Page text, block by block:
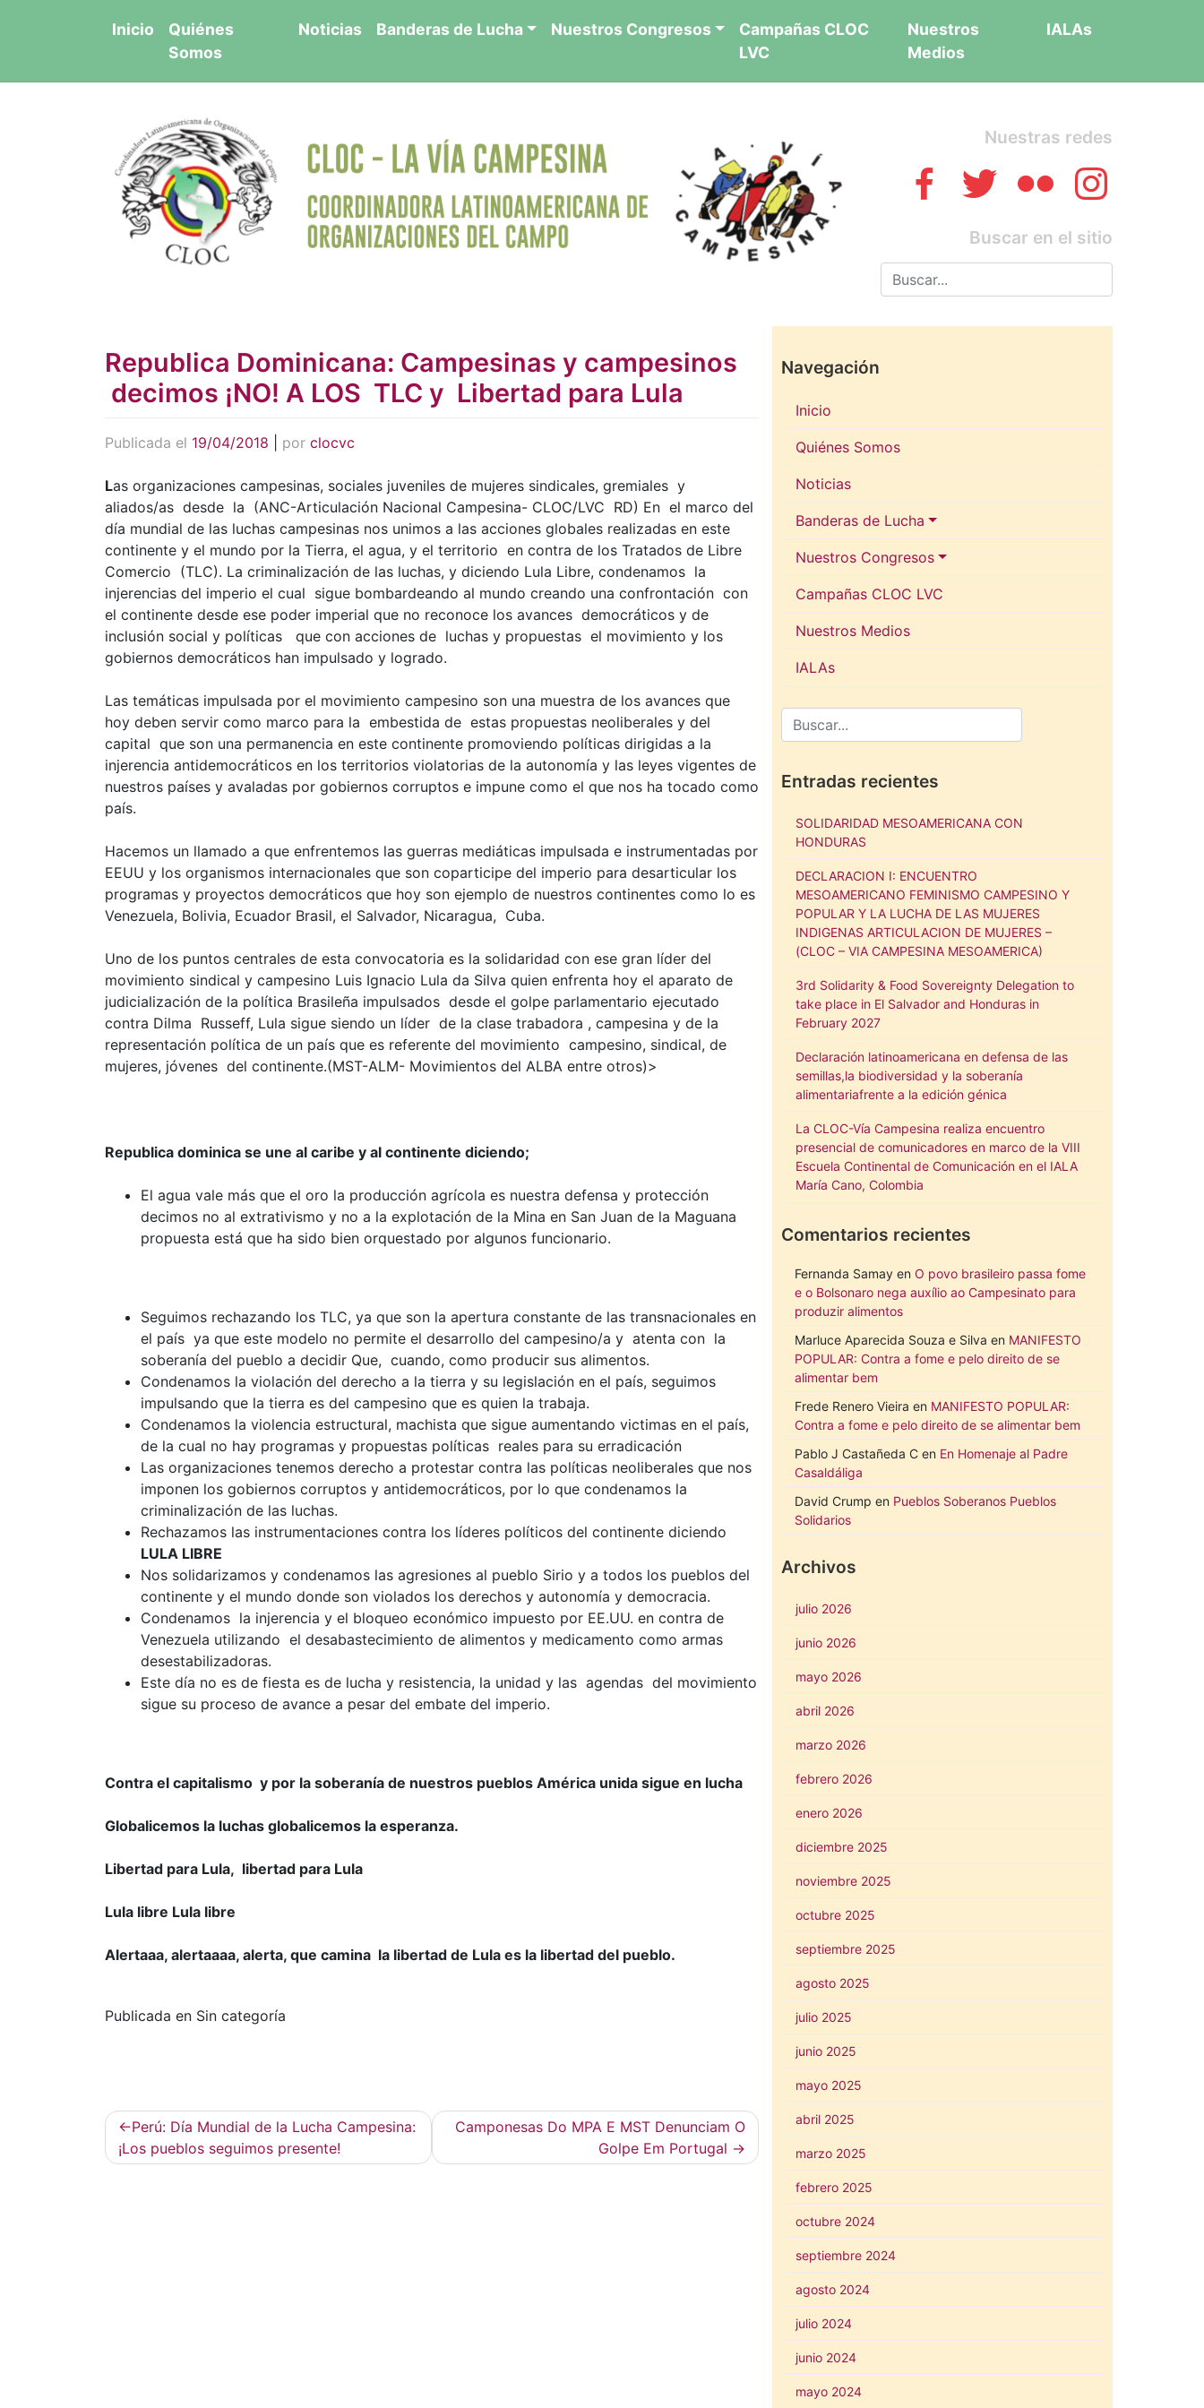
Inicio
Quiénes
Somos
Noticias Banderas de Lucha Nuestros Congresos
Campañas CLOC
LVC
Nuestros
Medios
IALAs
Nuestras redes
Buscar en el sitio
Republica Dominicana: Campesinas y campesinos
decimos ¡NO! A LOS TLC y Libertad para Lula
Publicada el 19/04/2018 por clocvc
Las organizaciones campesinas, sociales juveniles de mujeres sindicales, gremiales y
aliados/as desde la (ANC-Articulación Nacional Campesina- CLOC/LVC RD) En el marco del
día mundial de las luchas campesinas nos unimos a las acciones globales realizadas en este
continente y el mundo por la Tierra, el agua, y el territorio en contra de los Tratados de Libre
Comercio (TLC). La criminalización de las luchas, y diciendo Lula Libre, condenamos la
injerencias del imperio el cual sigue bombardeando al mundo creando una confrontación con
el continente desde ese poder imperial que no reconoce los avances democráticos y de
inclusión social y políticas que con acciones de luchas y propuestas el movimiento y los
gobiernos democráticos han impulsado y logrado.
Las temáticas impulsada por el movimiento campesino son una muestra de los avances que
hoy deben servir como marco para la embestida de estas propuestas neoliberales y del
capital que son una permanencia en este continente promoviendo políticas dirigidas a la
injerencia antidemocráticos en los territorios violatorias de la autonomía y las leyes vigentes de
nuestros países y avaladas por gobiernos corruptos e impune como el que nos ha tocado como
país.
Hacemos un llamado a que enfrentemos las guerras mediáticas impulsada e instrumentadas por
EEUU y los organismos internacionales que son coparticipe del imperio para desarticular los
programas y proyectos democráticos que hoy son ejemplo de nuestros continentes como lo es
Venezuela, Bolivia, Ecuador Brasil, el Salvador, Nicaragua, Cuba.
Uno de los puntos centrales de esta convocatoria es la solidaridad con ese gran líder del
movimiento sindical y campesino Luis Ignacio Lula da Silva quien enfrenta hoy el aparato de
judicialización de la política Brasileña impulsados desde el golpe parlamentario ejecutado
contra Dilma Russeff, Lula sigue siendo un líder de la clase trabadora , campesina y de la
representación política de un país que es referente del movimiento campesino, sindical, de
mujeres, jóvenes del continente.(MST-ALM- Movimientos del ALBA entre otros)>
Republica dominica se une al caribe y al continente diciendo;
El agua vale más que el oro la producción agrícola es nuestra defensa y protección
decimos no al extrativismo y no a la explotación de la Mina en San Juan de la Maguana
propuesta está que ha sido bien orquestado por algunos funcionario.
Seguimos rechazando los TLC, ya que son la apertura constante de las transnacionales en
el país ya que este modelo no permite el desarrollo del campesino/a y atenta con la
soberanía del pueblo a decidir Que, cuando, como producir sus alimentos.
Condenamos la violación del derecho a la tierra y su legislación en el país, seguimos
impulsando que la tierra es del campesino que es quien la trabaja.
Condenamos la violencia estructural, machista que sigue aumentando victimas en el país,
de la cual no hay programas y propuestas políticas reales para su erradicación
Las organizaciones tenemos derecho a protestar contra las políticas neoliberales que nos
imponen los gobiernos corruptos y antidemocráticos, por lo que condenamos la
criminalización de las luchas.
Rechazamos las instrumentaciones contra los líderes políticos del continente diciendo
LULA LIBRE
Nos solidarizamos y condenamos las agresiones al pueblo Sirio y a todos los pueblos del
continente y el mundo donde son violados los derechos y autonomía y democracia.
Condenamos la injerencia y el bloqueo económico impuesto por EE.UU. en contra de
Venezuela utilizando el desabastecimiento de alimentos y medicamento como armas
desestabilizadoras.
Este día no es de fiesta es de lucha y resistencia, la unidad y las agendas del movimiento
sigue su proceso de avance a pesar del embate del imperio.
Contra el capitalismo y por la soberanía de nuestros pueblos América unida sigue en lucha
Globalicemos la luchas globalicemos la esperanza.
Libertad para Lula, libertad para Lula
Lula libre Lula libre
Alertaaa, alertaaaa, alerta, que camina la libertad de Lula es la libertad del pueblo.
Publicada en Sin categoría
Navegación
de
Perú: Día Mundial de la Lucha Campesina:
¡Los pueblos seguimos presente!
Camponesas Do MPA E MST Denunciam O
Golpe Em Portugal
Navegación
Inicio
Quiénes Somos
Noticias
Banderas de Lucha
Nuestros Congresos
Campañas CLOC LVC
Nuestros Medios
IALAs
Entradas recientes
SOLIDARIDAD MESOAMERICANA CON
HONDURAS
DECLARACION I: ENCUENTRO
MESOAMERICANO FEMINISMO CAMPESINO Y
POPULAR Y LA LUCHA DE LAS MUJERES
INDIGENAS ARTICULACION DE MUJERES –
(CLOC – VIA CAMPESINA MESOAMERICA)
3rd Solidarity & Food Sovereignty Delegation to
take place in El Salvador and Honduras in
February 2027
Declaración latinoamericana en defensa de las
semillas,la biodiversidad y la soberanía
alimentariafrente a la edición génica
La CLOC-Vía Campesina realiza encuentro
presencial de comunicadores en marco de la VIII
Escuela Continental de Comunicación en el IALA
María Cano, Colombia
Comentarios recientes
Fernanda Samay en O povo brasileiro passa fome
e o Bolsonaro nega auxílio ao Campesinato para
produzir alimentos
Marluce Aparecida Souza e Silva en MANIFESTO
POPULAR: Contra a fome e pelo direito de se
alimentar bem
Frede Renero Vieira en MANIFESTO POPULAR:
Contra a fome e pelo direito de se alimentar bem
Pablo J Castañeda C en En Homenaje al Padre
Casaldáliga
David Crump en Pueblos Soberanos Pueblos
Solidarios
Archivos
julio 2026
junio 2026
mayo 2026
abril 2026
marzo 2026
febrero 2026
enero 2026
diciembre 2025
noviembre 2025
octubre 2025
septiembre 2025
agosto 2025
julio 2025
junio 2025
mayo 2025
abril 2025
marzo 2025
febrero 2025
octubre 2024
septiembre 2024
agosto 2024
julio 2024
junio 2024
mayo 2024